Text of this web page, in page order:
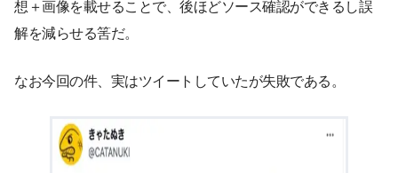
想＋画像を載せることで、後ほどソース確認ができるし誤
解を減らせる筈だ。
なお今回の件、実はツイートしていたが失敗である。